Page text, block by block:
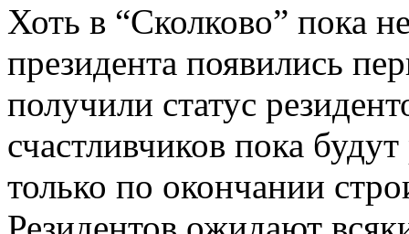
Хоть в “Сколково” пока
президента появились
получили статус
счастливчиков пока
только по окончании